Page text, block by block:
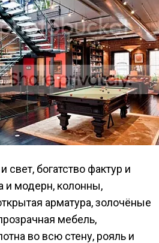
свет, богатство фактур и
и модерн, колонны,
арматура, золочёные
мебель,
во всю стену, рояль и